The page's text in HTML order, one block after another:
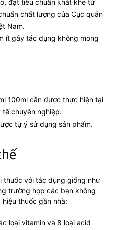
đạt tiêu chuẩn khắt khe từ
chất lượng của Cục quản
Nam.
ít gây tác dụng không mong
100ml cần được thực hiện tại
chuyên nghiệp.
tự ý sử dụng sản phẩm.
thuốc với tác dụng giống như
trường hợp các bạn không
thuốc gần nhà:
loại vitamin và 8 loại acid